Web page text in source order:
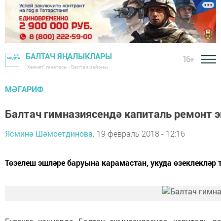
БАЛТАЧ ЯҢАЛЫКЛАРЫ
"Хезмәт" газетасы - Балтач районы
16+
МӘГАРИФ
Балтач гимназиясендә капиталь ремонт
Ясминә Шәмсетдинова, 19 февраль 2018 - 12:16
Төзелеш эшләре баруына карамастан, укуда